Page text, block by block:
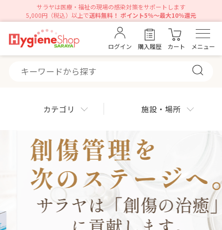
サラヤは医療・福祉の現場の感染対策をサポートします
5,000円（税込）以上で送料無料！ ポイント5％～最大10％還元
ログイン 購入履歴 カート メニュー
カテゴリ 施設・場所